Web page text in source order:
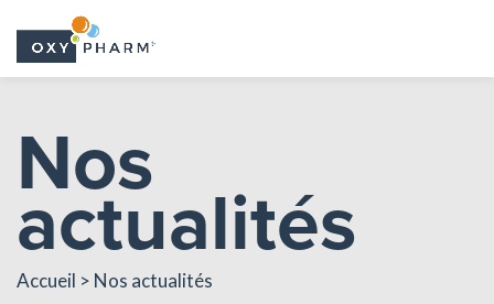
content
Nos
actualités
Accueil > Nos actualités